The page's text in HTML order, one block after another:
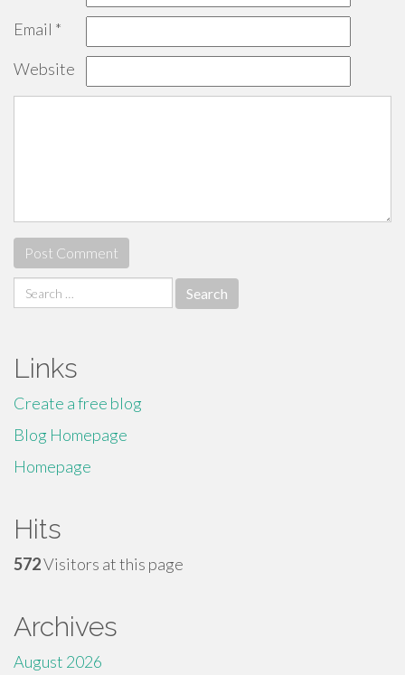
Email *
Website
Search
for:
Links
Create a free blog
Blog Homepage
Homepage
Hits
572Visitors at this page
Archives
August 2026